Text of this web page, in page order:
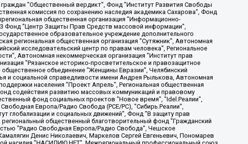
Общество с ограниченной ответственностью "Нобелевский призыв", Гималова Регина Эмилевна, Григорьев Андрей Валерьевич, Григорьева Алина Александровна, Ассоциация по содействию защите прав призывников, альтернативнослужащих и военнослужащих "Правозащитная группа "Гражданин.Армия.Право", Хисамова Регина Фаритовна, Автономная некоммерческая организация по реализации социально-правовых программ "Лилит", Дальневосточное общественное движение "Маяк", Санкт-Петербургская ЛГБТ-инициативная группа "Выход", Инициативная группа ЛГБТ+ "Реверс", Алексеев Андрей Викторович, Бекбулатова Таисия Львовна, Беляев Иван Михайлович, Владыкина Елена Сергеевна, Гельман Марат Александрович, Никульшина Вероника Юрьевна, Толоконникова Надежда Андреевна, Шендерович Виктор Анатольевич, Общество с ограниченной ответственностью "Данное сообщение", Общество с ограниченной ответственностью Издательский дом "Новая глава", Айнбиндер Александра Александровна, Московский комьюнити-центр для ЛГБТ+инициатив, Благотворительный фонд развития филантропии, Deutsche Welle (Германия, Kurt-Schumacher-Strasse 3, 53113 Bonn), Борзунова Мария Михайловна, Воробьев Виктор Викторович, Голубева Анна Львовна, Константинова Алла Михайловна, Малкова Ирина Владимировна, Мурадов Мурад Абдулгалимович, Осетинская Елизавета Николаевна, Понасенков Евгений Николаевич, Ганапольский Матвей Юрьевич, Киселев Евгений Алексеевич, Борухович Ирина Григорьевна, Дремин Иван Тимофеевич, Дубровский Дмитрий Викторович, Красноярская региональная общественная организация поддержки и развития альтернативных образовательных технологий и межкультурных коммуникаций "ИНТЕРРА", Маяковская Екатерина Алексеевна, Фейгин Марк Захарович, Филимонов Андрей Викторович, Дзугкоева Регина Николаевна, Доброхотов Роман Александрович, Дудь Юрий Александрович, Елкин Сергей Владимирович, Кругликов Кирилл Игоревич, Сабунаева Мария Леонидовна, Семенов Алексей Владимирович, Шаинян Карен Багратович, Шульман Екатерина Михайловна, Асафьев Артур Валерьевич, Вахштайн Виктор Семенович, Венедиктов Алексей Алексеевич, Лушникова Екатерина Евгеньевна, Волков Леонид Михайлович, Невзоров Александр Глебович, Пархоменко Сергей Борисович, Сироткин Ярослав Николаевич, Кара-Мурза Владимир Владимирович, Баранова Наталья Владимировна, Гозман Леонид Яковлевич, Кагарлицкий Борис Юльевич, Климарев Михаил Валерьевич, Милов Владимир Станиславович, Автономная некоммерческая организация Краснодарский центр современного искусства "Типография", Моргенштерн Алишер Тагирович, Соболь Любовь Эдуардовна, Общество с ограниченной ответственностью "ЛИЗА НОРМ", Каспаров Гарри Кимович, Ходорковский Михаил Борисович, Общество с ограниченной ответственностью "Апрельские тезисы", Данилович Ирина Брониславовна, Кашин Олег Владимирович, Петров Николай Владимирович, Пивоваров Алексей Владимирович, Соколов Михаил Владимирович, Цветкова Юлия Владимировна, Чичваркин Евгений Александрович, Комитет против пыток/Команда против пыток, Общество с ограниченной ответственностью "Первый научный", Общество с ограниченной ответственностью "Вертолет и ко", Белоцерковская Вероника Борисовна, Кац Максим Евгеньевич, Лазарева Татьяна Юрьевна, Шаведдинов Руслан Табризович, Яшин Илья Валерьевич, Общество с ограниченной ответственностью "Иноагент ААВ", Алешковский Дмитрий Петрович, Альбац Евгения Марковна, Быков Дмитрий Львович, Галямина Юлия Евгеньевна, Лойко Сергей Леонидович, Мартынов Кирилл Константинович, Медведев Сергей Александрович, Крашенинников Федор Геннадиевич, Гордеева Катерина Вл